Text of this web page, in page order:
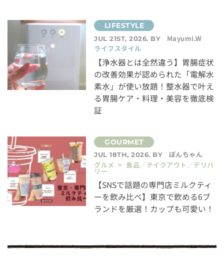
JUL 21ST, 2026. BY
Mayumi.W
ライフスタイル
【浄水器とは全然違う】胃腸症状
の改善効果が認められた「電解水
素水」が使い放題！整水器で叶え
る胃腸ケア・料理・美容を徹底検
証
JUL 18TH, 2026. BY
ぽんちゃん
グルメ > 食品／テイクアウト／デリバ
リー
【SNSで話題の専門店ミルクティ
ーを飲み比べ】東京で飲める6ブ
ランドを厳選！カップも可愛い！